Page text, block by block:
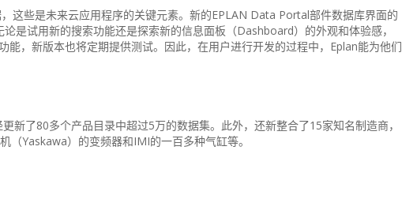
这些是未来云应用程序的关键元素。新的EPLAN Data Portal部件数据库界面的
是试用新的搜索功能还是探索新的信息面板（Dashboard）的外观和体验感，
能，新版本也将定期提供测试。因此，在用户进行开发的过程中，Eplan能为他们
新了80多个产品目录中超过5万的数据集。此外，还新整合了15家知名制造商，
Yaskawa）的变频器和IMI的一百多种气缸等。